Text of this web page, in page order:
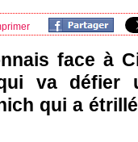
face à
va défier
qui a